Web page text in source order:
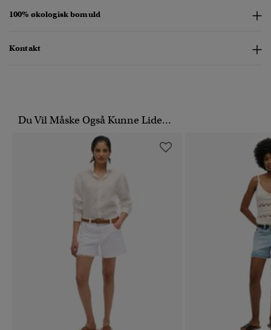
100% økologisk bomuld
Kontakt
Du Vil Måske Også Kunne Lide...